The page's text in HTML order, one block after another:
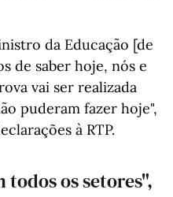
da Educação [de
de saber hoje, nós e
vai ser realizada
puderam fazer hoje",
à RTP.
todos os setores",